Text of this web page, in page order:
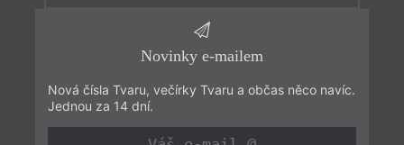
Novinky e-mailem
Nová čísla Tvaru, večírky Tvaru a občas něco navíc.
Jednou za 14 dní.